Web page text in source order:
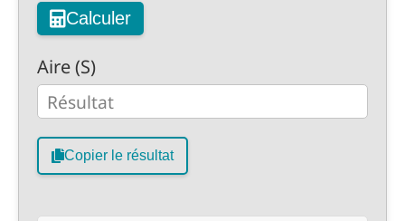
Calculer
Aire (S)
Copier le résultat